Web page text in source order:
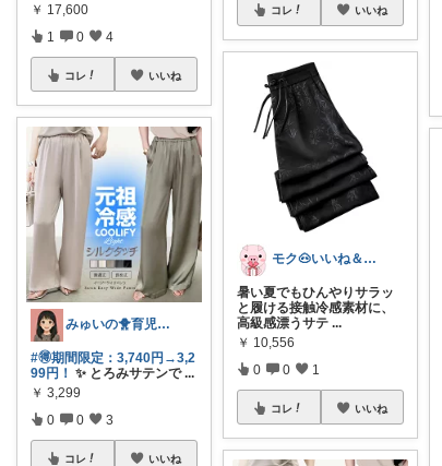
￥ 17,600
1 0 4
コレ いいね
みゅいの🐥育児×時短×コスパ☀️朝コレ
#🉐期間限定：3,740円→3,2
99円！ ✨ とろみサテンで ...
￥ 3,299
0 0 3
コレ いいね
コレ いいね
モク🐽いいね＆フォローに感謝💕
暑い夏でもひんやりサラッ
と履ける接触冷感素材に、
高級感漂うサテ ...
￥ 10,556
0 0 1
コレ いいね